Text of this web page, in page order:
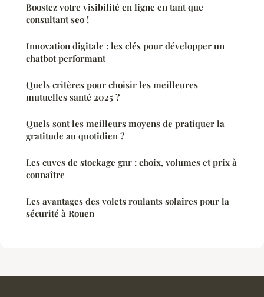
Boostez votre visibilité en ligne en tant que
consultant seo !
Innovation digitale : les clés pour développer un
chatbot performant
Quels critères pour choisir les meilleures
mutuelles santé 2025 ?
Quels sont les meilleurs moyens de pratiquer la
gratitude au quotidien ?
Les cuves de stockage gnr : choix, volumes et prix à
connaître
Les avantages des volets roulants solaires pour la
sécurité à Rouen